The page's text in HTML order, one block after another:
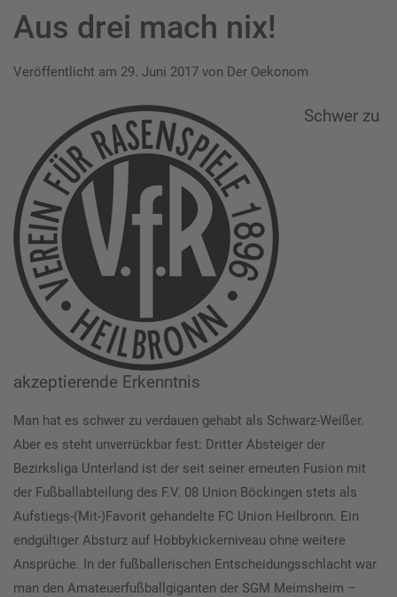
Aus drei mach nix!
Veröffentlicht am 29. Juni 2017 von Der Oekonom
Schwer zu
akzeptierende Erkenntnis
Man hat es schwer zu verdauen gehabt als Schwarz-Weißer.
Aber es steht unverrückbar fest: Dritter Absteiger der
Bezirksliga Unterland ist der seit seiner erneuten Fusion mit
der Fußballabteilung des F.V. 08 Union Böckingen stets als
Aufstiegs-(Mit-)Favorit gehandelte FC Union Heilbronn. Ein
endgültiger Absturz auf Hobbykickerniveau ohne weitere
Ansprüche. In der fußballerischen Entscheidungsschlacht war
man den Amateuerfußballgiganten der SGM Meimsheim –